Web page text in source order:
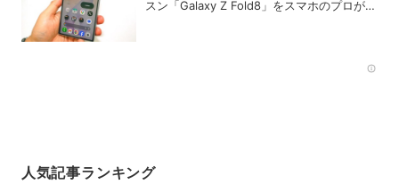
スン「Galaxy Z Fold8」をスマホのプロがチ
人気記事ランキング